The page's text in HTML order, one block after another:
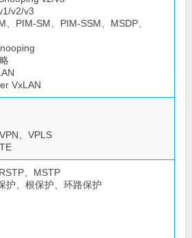
v2/v3
、PIM-SM、PIM-SSM、MSDP、
VxLAN
、VPLS
、MSTP
护、根保护、环路保护